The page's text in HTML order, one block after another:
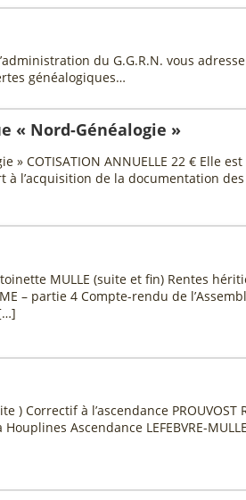
du G.G.R.N. vous
généalogiques…
« Nord-Généalogie »
COTISATION ANNUELLE 22 € Elle
l’acquisition de la documentation
MULLE (suite et fin) Rentes
– partie 4 Compte-rendu de
) Correctif à l’ascendance
Ascendance LEFEBVRE-